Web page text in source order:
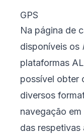
GPS
Na página de
disponíveis os
plataformas
possível obter
diversos
navegação
das respetivas